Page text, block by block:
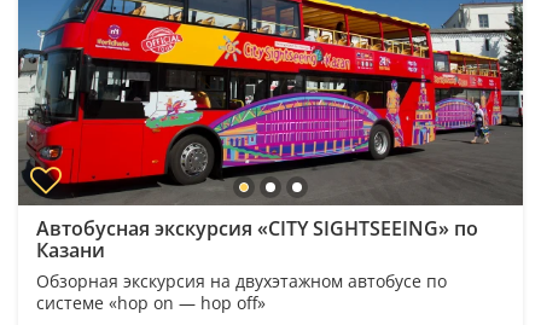
Автобусная экскурсия «CITY SIGHTSEEING» по
Казани
Обзорная экскурсия на двухэтажном автобусе по
системе «hop on — hop off»